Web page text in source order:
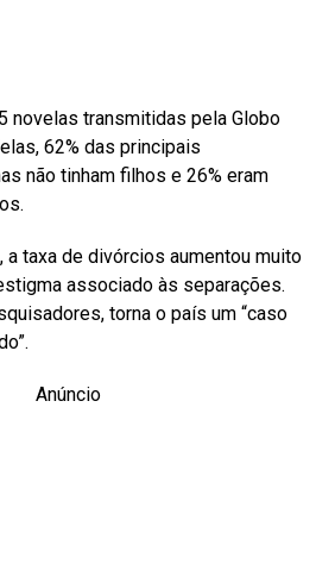
novelas transmitidas pela Globo
62% das principais
não tinham filhos e 26% eram
a taxa de divórcios aumentou muito
associado às separações.
torna o país um “caso
Anúncio